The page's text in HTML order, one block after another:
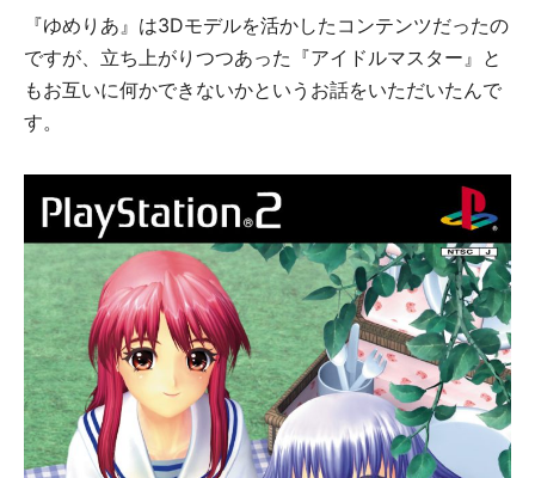
『ゆめりあ』は3Dモデルを活かしたコンテンツだったの
ですが、立ち上がりつつあった『アイドルマスター』と
もお互いに何かできないかというお話をいただいたんで
す。